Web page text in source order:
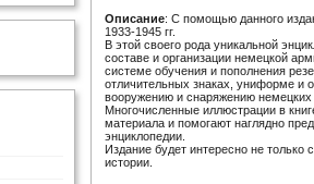
Описание: С помощью данного
1933-1945 гг.
В этой своего рода уникальной
составе и организации немецкой
системе обучения и пополнения
отличительных знаках, униформе и
вооружению и снаряжению немецких
Многочисленные иллюстрации в
материала и помогают наглядно
энциклопедии.
Издание будет интересно не
истории.